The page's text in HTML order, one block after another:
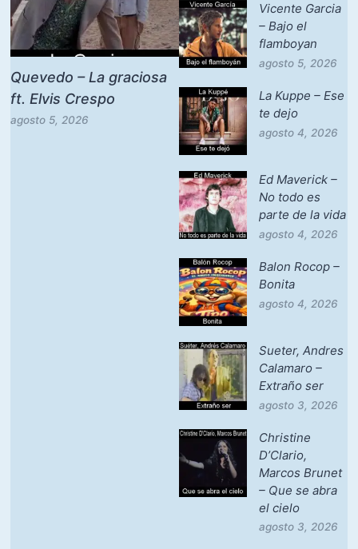
Quevedo – La graciosa
ft. Elvis Crespo
agosto 5, 2026
Vicente Garcia
– Bajo el
flamboyan
agosto 5, 2026
La Kuppe – Ese
te dejo
agosto 4, 2026
Ed Maverick –
No todo es
parte de la vida
agosto 4, 2026
Balon Rocop –
Bonita
agosto 4, 2026
Sueter, Andres
Calamaro –
Extraño ser
agosto 3, 2026
Christine
D’Clario,
Marcos Brunet
– Que se abra
el cielo
agosto 3, 2026